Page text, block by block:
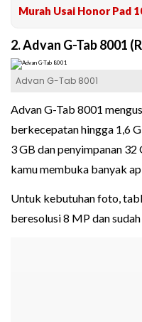
Murah Usai Honor Pad
2. Advan G-Tab 8001
Advan G-Tab 8001
Advan G-Tab 8001
berkecepatan hingga 1,6
3 GB dan penyimpanan
kamu membuka banyak
Untuk kebutuhan foto,
beresolusi 8 MP dan